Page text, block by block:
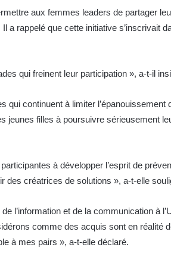
aux femmes leaders de partager
rappelé que cette initiative s’inscrivait
qui freinent leur participation », a-t-il
continuent à limiter
jeunes filles à poursuivre sérieusement
à développer l’esprit de
des créatrices de solutions », a-t-elle
l’information et de la communication à
comme des acquis sont en réalité
à mes pairs », a-t-elle déclaré.